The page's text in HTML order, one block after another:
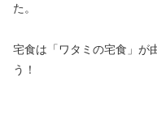
た。
宅食は「ワタミの宅食」が
う！